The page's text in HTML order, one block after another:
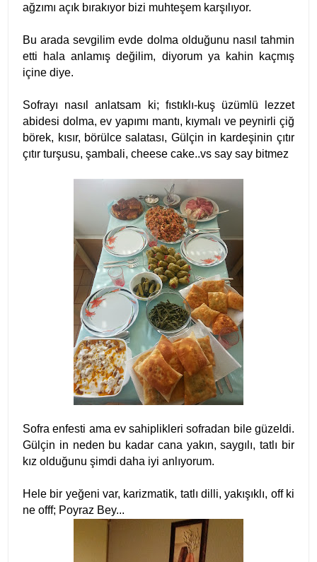
ağzımı açık bırakıyor bizi muhteşem karşılıyor.
Bu arada sevgilim evde dolma olduğunu nasıl tahmin
etti hala anlamış değilim, diyorum ya kahin kaçmış
içine diye.
Sofrayı nasıl anlatsam ki; fıstıklı-kuş üzümlü lezzet
abidesi dolma, ev yapımı mantı, kıymalı ve peynirli çiğ
börek, kısır, börülce salatası, Gülçin in kardeşinin çıtır
çıtır turşusu, şambali, cheese cake..vs say say bitmez
Sofra enfesti ama ev sahiplikleri sofradan bile güzeldi.
Gülçin in neden bu kadar cana yakın, saygılı, tatlı bir
kız olduğunu şimdi daha iyi anlıyorum.
Hele bir yeğeni var, karizmatik, tatlı dilli, yakışıklı, off ki
ne offf; Poyraz Bey...